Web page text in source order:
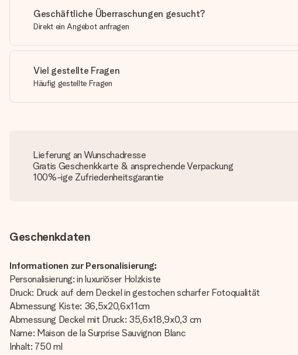
Geschäftliche Überraschungen gesucht?
Direkt ein Angebot anfragen
Viel gestellte Fragen
Häufig gestellte Fragen
Lieferung an Wunschadresse
Gratis Geschenkkarte & ansprechende Verpackung
100%-ige Zufriedenheitsgarantie
Geschenkdaten
Informationen zur Personalisierung:
Personalisierung: in luxuriöser Holzkiste
Druck: Druck auf dem Deckel in gestochen scharfer Fotoqualität
Abmessung Kiste: 36,5x20,6x11cm
Abmessung Deckel mit Druck: 35,6x18,9x0,3 cm
Name: Maison de la Surprise Sauvignon Blanc
Inhalt: 750 ml